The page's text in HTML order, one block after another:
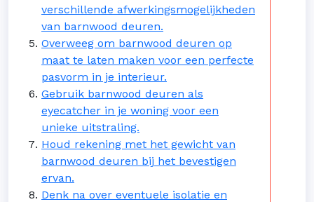
verschillende afwerkingsmogelijkheden
van barnwood deuren.
Overweeg om barnwood deuren op
maat te laten maken voor een perfecte
pasvorm in je interieur.
Gebruik barnwood deuren als
eyecatcher in je woning voor een
unieke uitstraling.
Houd rekening met het gewicht van
barnwood deuren bij het bevestigen
ervan.
Denk na over eventuele isolatie en